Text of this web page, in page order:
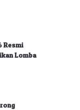
Resmi
Lomba